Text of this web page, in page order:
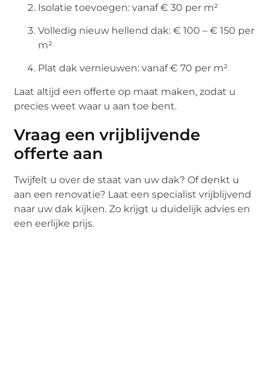
Isolatie toevoegen: vanaf € 30 per m²
Volledig nieuw hellend dak: € 100 – € 150 per
m²
Plat dak vernieuwen: vanaf € 70 per m²
Laat altijd een offerte op maat maken, zodat u
precies weet waar u aan toe bent.
Vraag een vrijblijvende
offerte aan
Twijfelt u over de staat van uw dak? Of denkt u
aan een renovatie? Laat een specialist vrijblijvend
naar uw dak kijken. Zo krijgt u duidelijk advies en
een eerlijke prijs.